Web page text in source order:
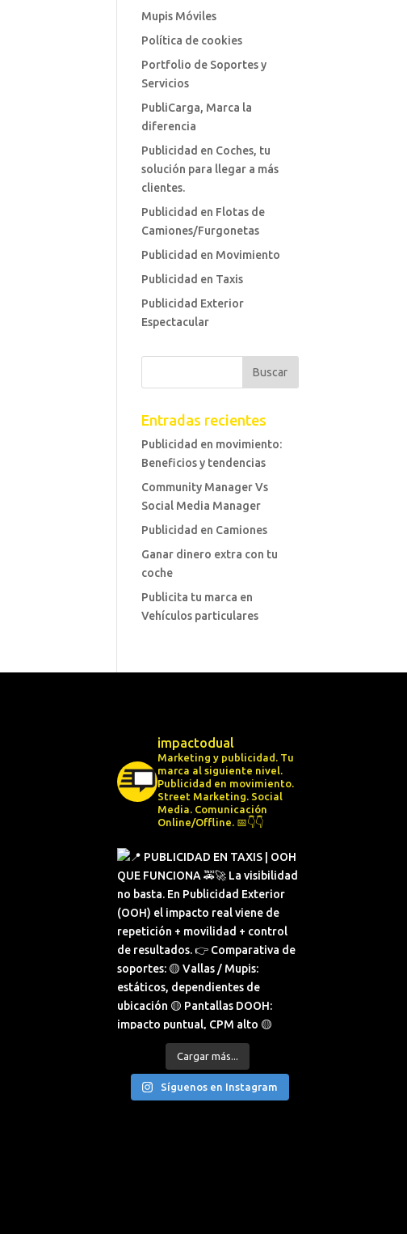
Mupis Móviles
Política de cookies
Portfolio de Soportes y
Servicios
PubliCarga, Marca la
diferencia
Publicidad en Coches, tu
solución para llegar a más
clientes.
Publicidad en Flotas de
Camiones/Furgonetas
Publicidad en Movimiento
Publicidad en Taxis
Publicidad Exterior
Espectacular
Entradas recientes
Publicidad en movimiento:
Beneficios y tendencias
Community Manager Vs
Social Media Manager
Publicidad en Camiones
Ganar dinero extra con tu
coche
Publicita tu marca en
Vehículos particulares
impactodual
Marketing y publicidad. Tu
marca al siguiente nivel.
Publicidad en movimiento.
Street Marketing. Social
Media. Comunicación
Online/Offline. 📅👇👇
Cargar más...
Síguenos en Instagram